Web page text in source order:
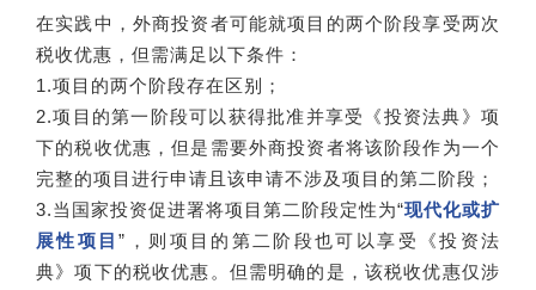
在实践中，外商投资者可能就项目的两个阶段享受两次
税收优惠，但需满足以下条件：
1.项目的两个阶段存在区别；
2.项目的第一阶段可以获得批准并享受《投资法典》项
下的税收优惠，但是需要外商投资者将该阶段作为一个
完整的项目进行申请且该申请不涉及项目的第二阶段；
3.当国家投资促进署将项目第二阶段定性为“现代化或扩
展性项目”，则项目的第二阶段也可以享受《投资法
典》项下的税收优惠。但需明确的是，该税收优惠仅涉